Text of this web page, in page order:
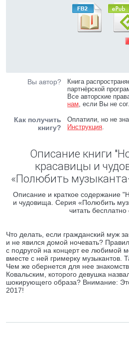
Вы автор?
Книга
партнёрской
Все авторские
нам, если Вы не
Как получить
книгу?
Оплатили, но не
Инструкция.
Описание книги
красавицы и
«Полюбить
Описание и краткое содержание
и чудовища. Серия «Полюбить
читать бесплатно
Что делать, если гражданский муж
и не явился домой ночевать?
с подругой на концерт ее любимой
вместе с ней гримерку музыкантов.
Чем же обернется для нее
Ковальским, которого девушка
шокирующего образа? Внимание:
2017!